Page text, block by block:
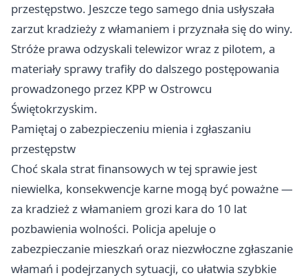
przestępstwo. Jeszcze tego samego dnia usłyszała
zarzut kradzieży z włamaniem i przyznała się do winy.
Stróże prawa odzyskali telewizor wraz z pilotem, a
materiały sprawy trafiły do dalszego postępowania
prowadzonego przez KPP w Ostrowcu
Świętokrzyskim.
Pamiętaj o zabezpieczeniu mienia i zgłaszaniu
przestępstw
Choć skala strat finansowych w tej sprawie jest
niewielka, konsekwencje karne mogą być poważne —
za kradzież z włamaniem grozi kara do 10 lat
pozbawienia wolności. Policja apeluje o
zabezpieczanie mieszkań oraz niezwłoczne zgłaszanie
włamań i podejrzanych sytuacji, co ułatwia szybkie